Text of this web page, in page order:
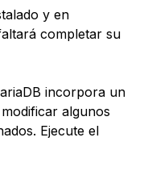
y en
completar su
incorpora un
algunos
Ejecute el